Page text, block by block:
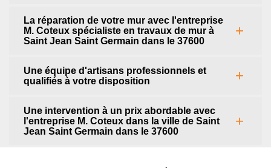
La réparation de votre mur avec l'entreprise
M. Coteux spécialiste en travaux de mur à
Saint Jean Saint Germain dans le 37600
Une équipe d'artisans professionnels et
qualifiés à votre disposition
Une intervention à un prix abordable avec
l'entreprise M. Coteux dans la ville de Saint
Jean Saint Germain dans le 37600